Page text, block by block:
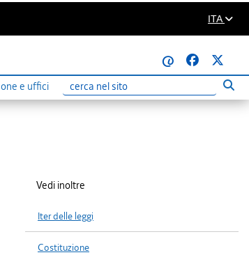
ITA
@
e uffici
Ricerca
Vedi inoltre
Iter delle leggi
Costituzione